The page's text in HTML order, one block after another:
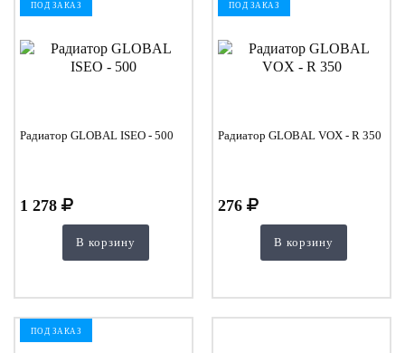
ПОД ЗАКАЗ
Радиатор GLOBAL ISEO - 500
1 278
В корзину
ПОД ЗАКАЗ
Радиатор GLOBAL VOX - R 350
276
В корзину
ПОД ЗАКАЗ